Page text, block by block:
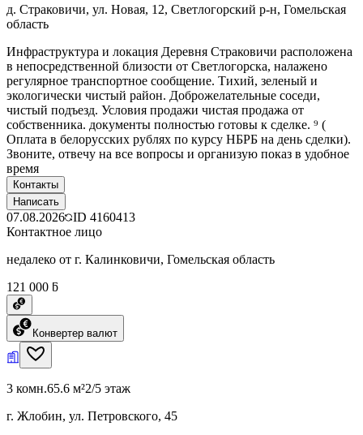
д. Страковичи, ул. Новая, 12, Светлогорский р-н, Гомельская
область
Инфраструктура и локация Деревня Страковичи расположена
в непосредственной близости от Светлогорска, налажено
регулярное транспортное сообщение. Тихий, зеленый и
экологически чистый район. Доброжелательные соседи,
чистый подъезд. Условия продажи чистая продажа от
собственника. документы полностью готовы к сделке. ⁹ (
Оплата в белорусских рублях по курсу НБРБ на день сделки).
Звоните, отвечу на все вопросы и организую показ в удобное
время
Контакты
Написать
07.08.2026 ID 4160413
Контактное лицо
недалеко от г. Калинковичи, Гомельская область
121 000 ƃ
Конвертер валют
3 комн.65.6 м²2/5 этаж
г. Жлобин, ул. Петровского, 45